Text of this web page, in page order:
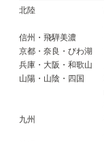
北陸
信州・飛騨美濃
京都・奈良・びわ湖
兵庫・大阪・和歌山
山陽・山陰・四国
九州